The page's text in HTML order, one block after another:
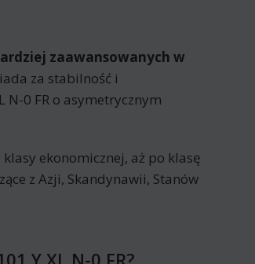
zaawansowanych w
za stabilność i
N-0 FR o asymetrycznym
ekonomicznej, aż po klasę
z Azji, Skandynawii, Stanów